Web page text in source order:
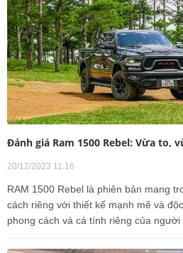
Đánh giá Ram 1500 Rebel: Vừa to,
20/12/2023 11:16
RAM 1500 Rebel là phiên bản mang
cách riêng với thiết kế mạnh mẽ và
phong cách và cá tính riêng của người